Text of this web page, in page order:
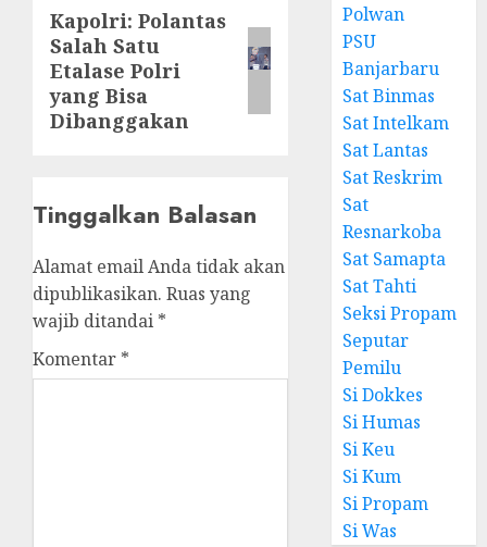
Kapolri: Polantas
Salah Satu
Etalase Polri
yang Bisa
Dibanggakan
Tinggalkan Balasan
Alamat email Anda tidak akan
dipublikasikan. Ruas yang
wajib ditandai *
Komentar *
Polwan
PSU
Banjarbaru
Sat Binmas
Sat Intelkam
Sat Lantas
Sat Reskrim
Sat
Resnarkoba
Sat Samapta
Sat Tahti
Seksi Propam
Seputar
Pemilu
Si Dokkes
Si Humas
Si Keu
Si Kum
Si Propam
Si Was